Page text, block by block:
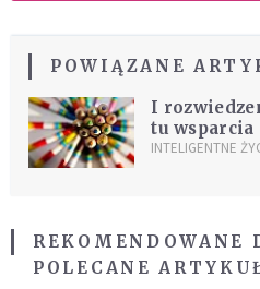
POWIĄZANE
I
tu wsparcia
INTELIGENTNE
REKOMENDOWANE
POLECANE